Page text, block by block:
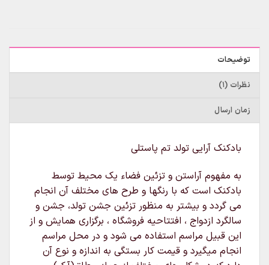
توضیحات
نظرات (1)
زمان ارسال
بادکنک آرایی تولد تم پاستلی
به مفهوم آراستن و تزئین فضاء یک محیط توسط
بادکنک است که با رنگها و طرح های مختلف آن انجام
می گردد و بیشتر به منظور تزئین جشن تولد، جشن و
سالگرد ازدواج ، افتتاحیه فروشگاه ، برگزاری همایش و از
این قبیل مراسم استفاده می شود و در محل مراسم
انجام میگیرد و قیمت کار بستگی به اندازه و نوع آن